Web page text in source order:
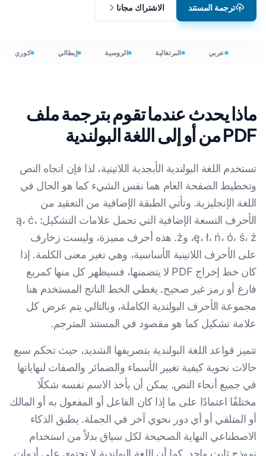
ترجمة المستند الاشتراك مجانا
عربي البرتغالية الروسية إيطالي كوري
ماذا يحدث عندما تقوم بترجمة ملف
PDF من أو إلى اللغة البولندية
تستخدم اللغة البولندية الأبجدية اللاتينية، لذا فإن اتجاه النص
وتخطيط الصفحة العام هما نفس الشيء كما هو الحال في
اللغة الإنجليزية. وتأتي الطبقة الإضافية من التعقيد من
الأحرف التسعة الإضافية التي تحمل علامات التشكيل: ą، ć،
ę، ł، ń، ó، ś، ź، وż. هذه أحرف مميزة، وليست زخارف
على الأحرف اللاتينية الأساسية، وهي تغير معنى الكلمة. إذا
كان خط إخراج PDF لا يتضمنها، فسيظهر كل منها كمربع
فارغ أو رمز غير صحيح. يغطي الخط الناتج المستخدم هنا
مجموعة الأحرف البولندية الكاملة، وبالتالي يتم عرض كل
علامة تشكيل كما هو مقصود في المستند المترجم.
تتميز قواعد اللغة البولندية بتصريفها الشديد، حيث تحكم سبع
حالات نحوية كيفية تغيير الأسماء والضمائر والصفات لنهاياتها
في جميع أنحاء النص. يمكن أن يأخذ الاسم نفسه شكلًا
مختلفًا اعتمادًا على ما إذا كان الفاعل أو المفعول به أو المالك
أو المتلقي أو أي دور نحوي آخر في الجملة. يطبق الذكاء
الاصطناعي النهاية الصحيحة لكل سياق بدلاً من استخدام
نموذج ثابت واحد. كما أن اللغة البولندية لا تحتوي على أدوات